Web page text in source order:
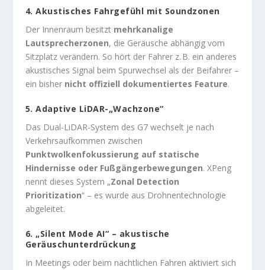
4.Akustisches Fahrgefühl mit Soundzonen
Der Innenraum besitzt mehrkanalige
Lautsprecherzonen, die Geräusche abhängig vom
Sitzplatz verändern. So hört der Fahrer z. B. ein anderes
akustisches Signal beim Spurwechsel als der Beifahrer –
ein bisher nicht offiziell dokumentiertes Feature.
5.Adaptive LiDAR-„Wachzone“
Das Dual-LiDAR-System des G7 wechselt je nach
Verkehrsaufkommen zwischen
Punktwolkenfokussierung auf statische
Hindernisse oder Fußgängerbewegungen. XPeng
nennt dieses System „Zonal Detection
Prioritization“ – es wurde aus Drohnentechnologie
abgeleitet.
6. „Silent Mode AI“ – akustische
Geräuschunterdrückung
In Meetings oder beim nächtlichen Fahren aktiviert sich